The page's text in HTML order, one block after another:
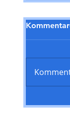
Online-